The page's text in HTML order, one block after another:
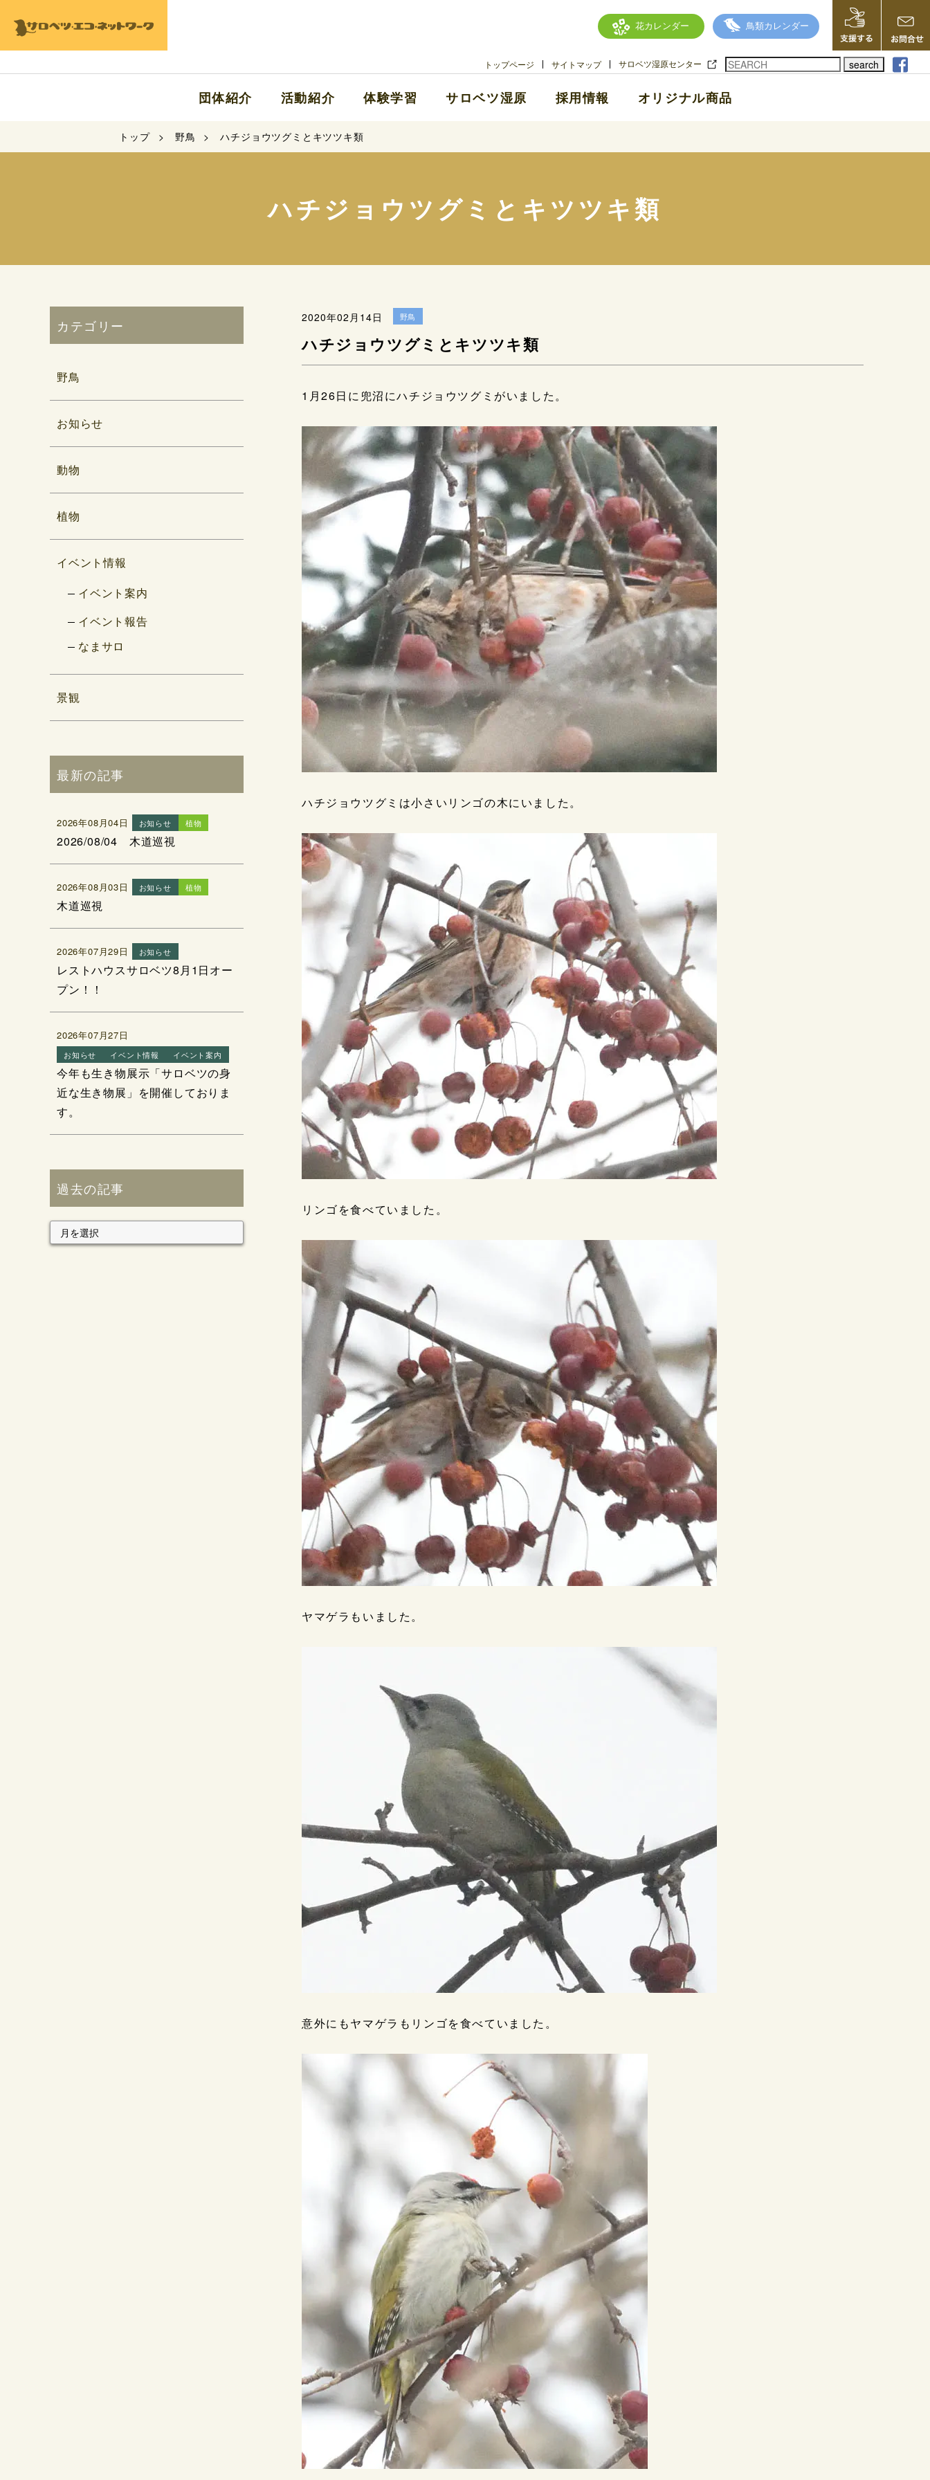
花カレンダー 鳥類カレンダー
トップページ サイトマップ サロベツ湿原センター search
団体紹介 活動紹介 体験学習 サロベツ湿原 採用情報 オリジナル商品
トップ 野鳥 ハチジョウツグミとキツツキ類
ハチジョウツグミとキツツキ類
2020年02月14日 野鳥
ハチジョウツグミとキツツキ類
1月26日に兜沼にハチジョウツグミがいました。
ハチジョウツグミは小さいリンゴの木にいました。
リンゴを食べていました。
ヤマゲラもいました。
意外にもヤマゲラもリンゴを食べていました。
カテゴリー
野鳥
お知らせ
動物
植物
イベント情報
イベント案内
イベント報告
なまサロ
景観
最新の記事
2026年08月04日 お知らせ 植物
2026/08/04 木道巡視
2026年08月03日 お知らせ 植物
木道巡視
2026年07月29日 お知らせ
レストハウスサロベツ8月1日オー
プン！！
2026年07月27日
お知らせ イベント情報 イベント案内
今年も生き物展示「サロベツの身
近な生き物展」を開催しておりま
す。
過去の記事